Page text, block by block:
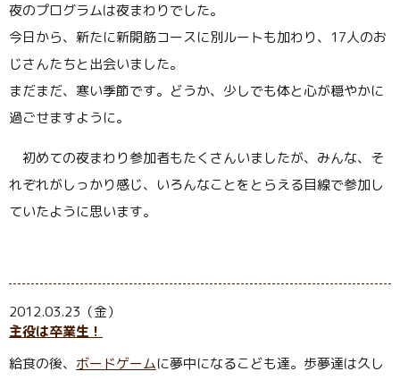
夜のプログラムは夜まわりでした。
今日から、新たに新開筋コースに別ルートも加わり、17人のお
じさんたちと出会いました。
まだまだ、寒い季節です。どうか、少しでも体と心が穏やかに
過ごせますように。
初めての夜まわり参加者もたくさんいましたが、みんな、そ
れぞれがしっかり感じ、いろんなことをとらえる目線で参加し
ていたように思います。
2012.03.23（金）
主役は卒業生！
給食の後、 ボードゲームに夢中になるこども達。歩夢達は久し